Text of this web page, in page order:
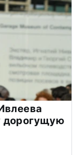
дорогущую